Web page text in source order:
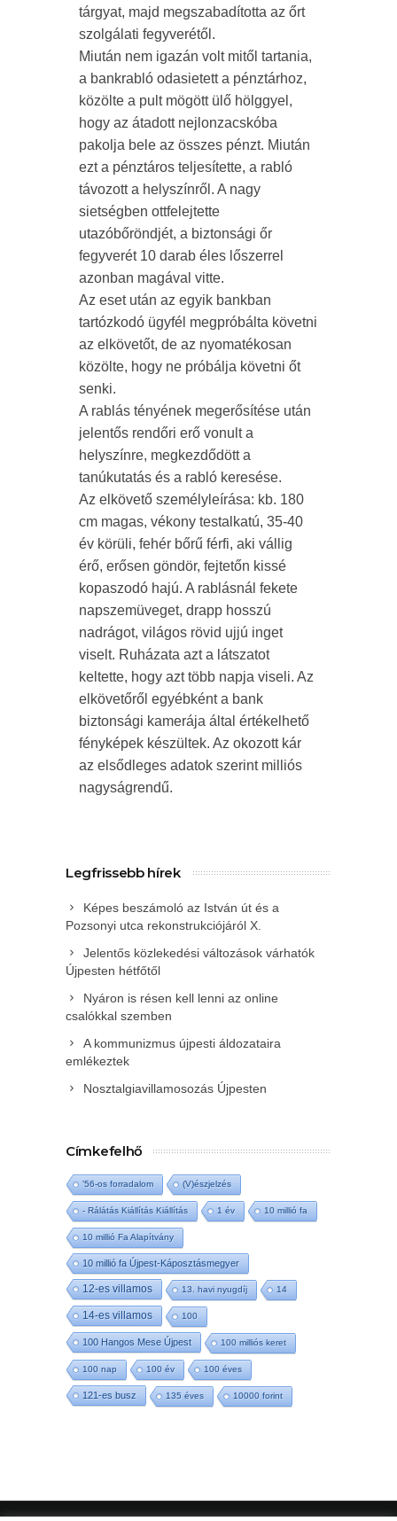
tárgyat, majd megszabadította az őrt
szolgálati fegyverétől.
Miután nem igazán volt mitől tartania,
a bankrabló odasietett a pénztárhoz,
közölte a pult mögött ülő hölggyel,
hogy az átadott nejlonzacskóba
pakolja bele az összes pénzt. Miután
ezt a pénztáros teljesítette, a rabló
távozott a helyszínről. A nagy
sietségben ottfelejtette
utazóbőröndjét, a biztonsági őr
fegyverét 10 darab éles lőszerrel
azonban magával vitte.
Az eset után az egyik bankban
tartózkodó ügyfél megpróbálta követni
az elkövetőt, de az nyomatékosan
közölte, hogy ne próbálja követni őt
senki.
A rablás tényének megerősítése után
jelentős rendőri erő vonult a
helyszínre, megkezdődött a
tanúkutatás és a rabló keresése.
Az elkövető személyleírása: kb. 180
cm magas, vékony testalkatú, 35-40
év körüli, fehér bőrű férfi, aki vállig
érő, erősen göndör, fejtetőn kissé
kopaszodó hajú. A rablásnál fekete
napszemüveget, drapp hosszú
nadrágot, világos rövid ujjú inget
viselt. Ruházata azt a látszatot
keltette, hogy azt több napja viseli. Az
elkövetőről egyébként a bank
biztonsági kamerája által értékelhető
fényképek készültek. Az okozott kár
az elsődleges adatok szerint milliós
nagyságrendű.
Legfrissebb hírek
Képes beszámoló az István út és a
Pozsonyi utca rekonstrukciójáról X.
Jelentős közlekedési változások várhatók
Újpesten hétfőtől
Nyáron is résen kell lenni az online
csalókkal szemben
A kommunizmus újpesti áldozataira
emlékeztek
Nosztalgiavillamosozás Újpesten
Címkefelhő
'56-os forradalom (V)észjelzés
- Rálátás Kiállítás Kiállítás 1 év 10 millió fa
10 millió Fa Alapítvány
10 millió fa Újpest-Káposztásmegyer
12-es villamos 13. havi nyugdíj 14
14-es villamos 100
100 Hangos Mese Újpest 100 milliós keret
100 nap 100 év 100 éves
121-es busz 135 éves 10000 forint